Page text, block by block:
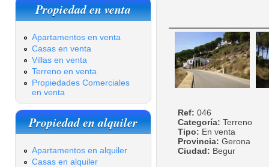
Propiedad en venta
Apartamentos en venta
Casas en venta
Villas en venta
Terreno en venta
Propiedades Comerciales
en venta
Propiedad en alquiler
Apartamentos en alquiler
Casas en alquiler
Ref: 046
Categoría: Terreno
Tipo: En venta
Provincia: Gerona
Ciudad: Begur